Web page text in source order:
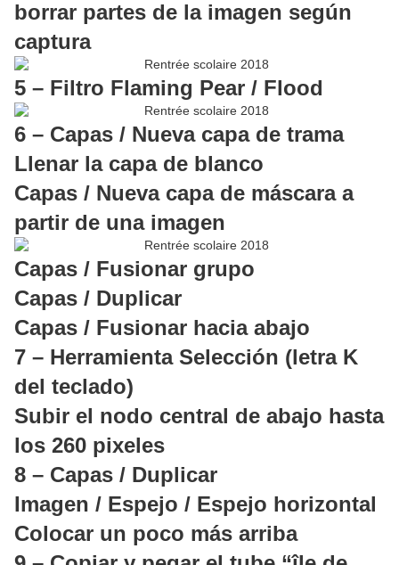
borrar partes de la imagen según
captura
5 – Filtro Flaming Pear / Flood
6 – Capas / Nueva capa de trama
Llenar la capa de blanco
Capas / Nueva capa de máscara a
partir de una imagen
Capas / Fusionar grupo
Capas / Duplicar
Capas / Fusionar hacia abajo
7 – Herramienta Selección (letra K
del teclado)
Subir el nodo central de abajo hasta
los 260 pixeles
8 – Capas / Duplicar
Imagen / Espejo / Espejo horizontal
Colocar un poco más arriba